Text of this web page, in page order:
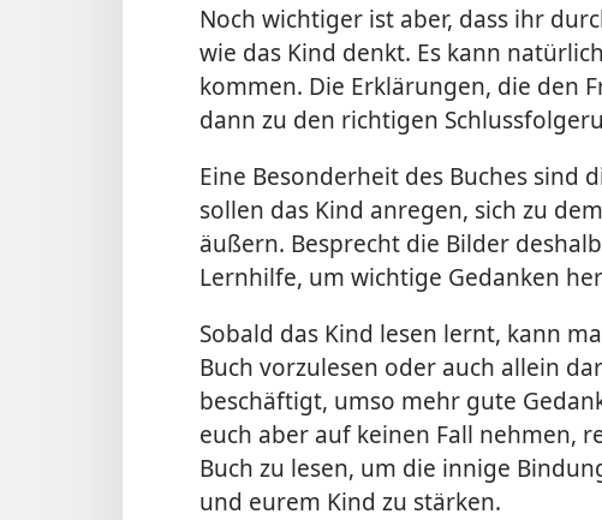
Noch wichtiger ist aber, dass ihr
wie das Kind denkt. Es kann
kommen. Die Erklärungen, die den
dann zu den richtigen
Eine Besonderheit des Buches sind
sollen das Kind anregen, sich zu
äußern. Besprecht die Bilder
Lernhilfe, um wichtige Gedanken
Sobald das Kind lesen lernt, kann
Buch vorzulesen oder auch allein
beschäftigt, umso mehr gute
euch aber auf keinen Fall nehmen,
Buch zu lesen, um die innige
und eurem Kind zu stärken.